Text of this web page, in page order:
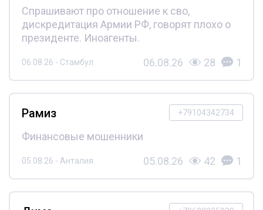
Спрашивают про отношение к сво,
дискредитация Армии РФ, говорят плохо о
президенте. Иноагенты.
06.08.26 - Стамбул 06.08.26 28 1
+79104342734
Рамиз
Финансовые мошенники
05.08.26 - Анталия 05.08.26 42 1